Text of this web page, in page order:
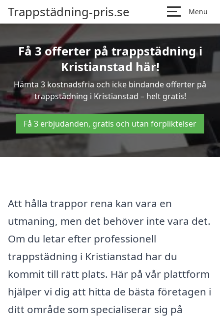
Trappstädning-pris.se Menu
Få 3 offerter på trappstädning i
Kristianstad här!
Hämta 3 kostnadsfria och icke bindande offerter på
trappstädning i Kristianstad – helt gratis!
Få 3 erbjudanden, gratis och utan förpliktelser
Att hålla trappor rena kan vara en
utmaning, men det behöver inte vara det.
Om du letar efter professionell
trappstädning i Kristianstad har du
kommit till rätt plats. Här på vår plattform
hjälper vi dig att hitta de bästa företagen i
ditt område som specialiserar sig på